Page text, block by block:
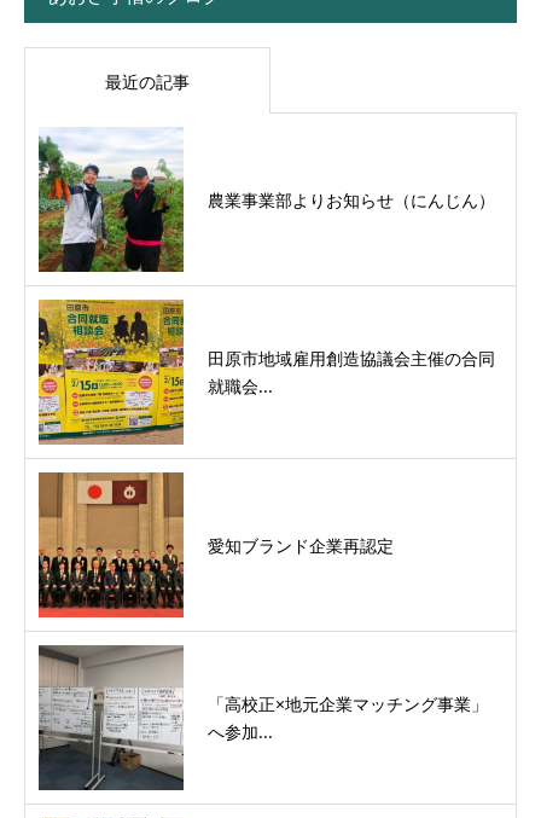
最近の記事
農業事業部よりお知らせ（にんじん）
田原市地域雇用創造協議会主催の合同
就職会...
愛知ブランド企業再認定
「高校正×地元企業マッチング事業」
へ参加...